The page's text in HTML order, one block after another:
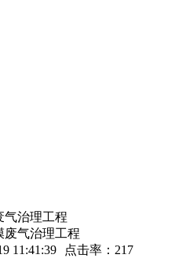
废气治理工程
11:41:39
点击率： 217